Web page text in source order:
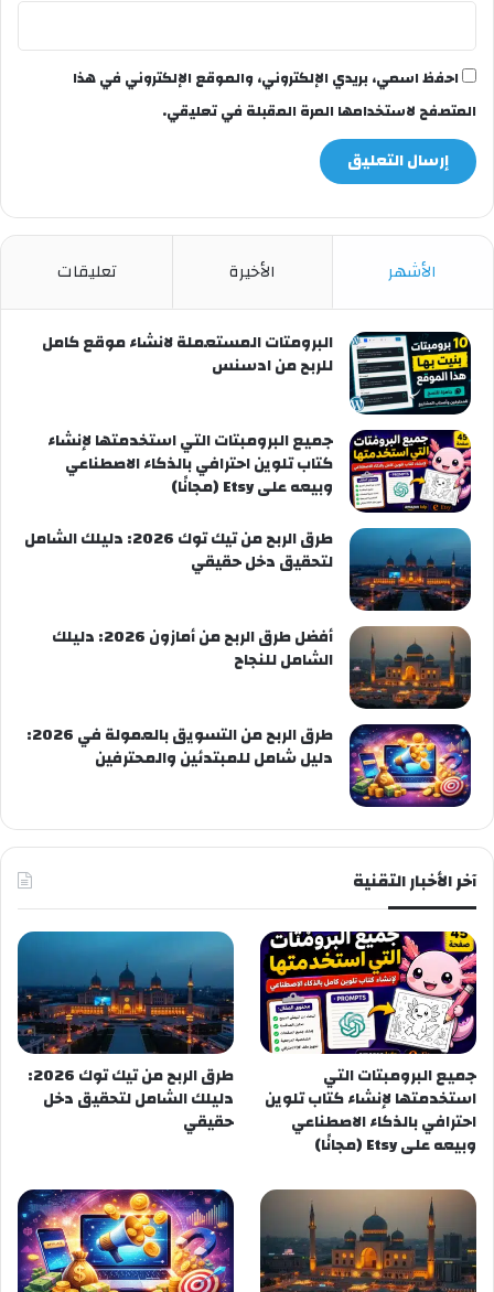
احفظ اسمي، بريدي الإلكتروني، والموقع الإلكتروني في هذا
المتصفح لاستخدامها المرة المقبلة في تعليقي.
الأشهر الأخيرة تعليقات
البرومتات المستعملة لانشاء موقع كامل
للربح من ادسنس
جميع البرومبتات التي استخدمتها لإنشاء
كتاب تلوين احترافي بالذكاء الاصطناعي
وبيعه على Etsy (مجانًا)
طرق الربح من تيك توك 2026: دليلك الشامل
لتحقيق دخل حقيقي
أفضل طرق الربح من أمازون 2026: دليلك
الشامل للنجاح
طرق الربح من التسويق بالعمولة في 2026:
دليل شامل للمبتدئين والمحترفين
آخر الأخبار التقنية
جميع البرومبتات التي
استخدمتها لإنشاء كتاب تلوين
احترافي بالذكاء الاصطناعي
وبيعه على Etsy (مجانًا)
طرق الربح من تيك توك 2026:
دليلك الشامل لتحقيق دخل
حقيقي